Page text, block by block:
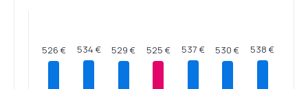
526 € 534 € 529 € 525 € 537 € 530 € 538 €